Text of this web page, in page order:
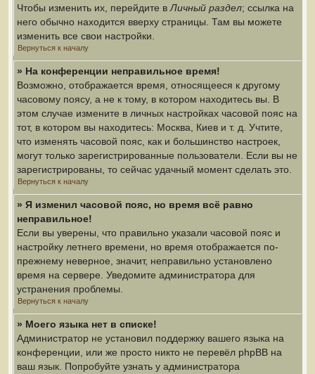
Чтобы изменить их, перейдите в Личный раздел; ссылка на
него обычно находится вверху страницы. Там вы можете
изменить все свои настройки.
Вернуться к началу
» На конференции неправильное время!
Возможно, отображается время, относящееся к другому
часовому поясу, а не к тому, в котором находитесь вы. В
этом случае измените в личных настройках часовой пояс на
тот, в котором вы находитесь: Москва, Киев и т. д. Учтите,
что изменять часовой пояс, как и большинство настроек,
могут только зарегистрированные пользователи. Если вы не
зарегистрированы, то сейчас удачный момент сделать это.
Вернуться к началу
» Я изменил часовой пояс, но время всё равно
неправильное!
Если вы уверены, что правильно указали часовой пояс и
настройку летнего времени, но время отображается по-
прежнему неверное, значит, неправильно установлено
время на сервере. Уведомите администратора для
устранения проблемы.
Вернуться к началу
» Моего языка нет в списке!
Администратор не установил поддержку вашего языка на
конференции, или же просто никто не перевёл phpBB на
ваш язык. Попробуйте узнать у администратора